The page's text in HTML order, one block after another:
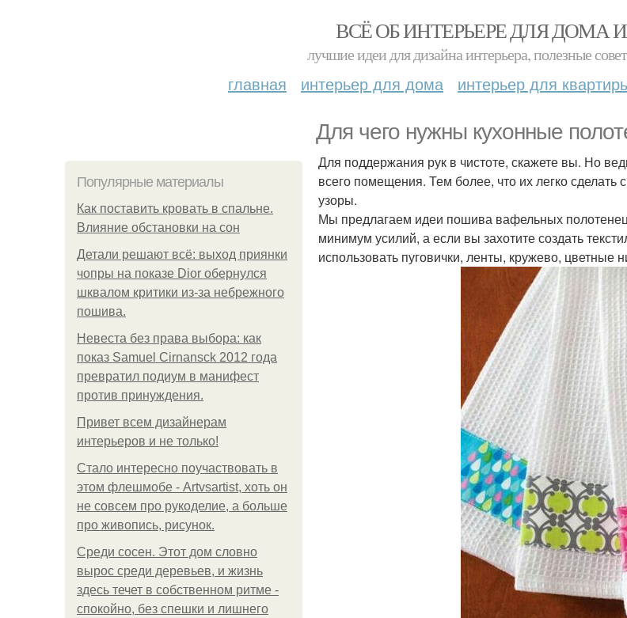
ВСЁ ОБ ИНТЕРЬЕРЕ ДЛЯ ДОМА
лучшие идеи для дизайна интерьера, полезные
главная интерьер для дома интерьер для
Для чего нужны кухонные
Популярные материалы
Как поставить кровать в спальне.
Влияние обстановки на сон
Детали решают всё: выход приянки
чопры на показе Dior обернулся
шквалом критики из-за небрежного
пошива.
Невеста без права выбора: как
показ Samuel Cirnansck 2012 года
превратил подиум в манифест
против принуждения.
Привет всем дизайнерам
интерьеров и не только!
Стало интересно поучаствовать в
этом флешмобе - Artvsartist, хоть он
не совсем про рукоделие, а больше
про живопись, рисунок.
Среди сосен. Этот дом словно
вырос среди деревьев, и жизнь
здесь течет в собственном ритме -
спокойно, без спешки и лишнего
Для поддержания рук в чистоте, скажете вы. Но
всего помещения. Тем более, что их легко
узоры.
Мы предлагаем идеи пошива вафельных
минимум усилий, а если вы захотите создать
использовать пуговички, ленты, кружево, цветные